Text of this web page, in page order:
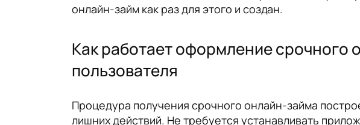
онлайн-займ как раз для этого и создан.
Как работает оформление срочного
пользователя
Процедура получения срочного онлайн-займа
лишних действий. Не требуется устанавливать